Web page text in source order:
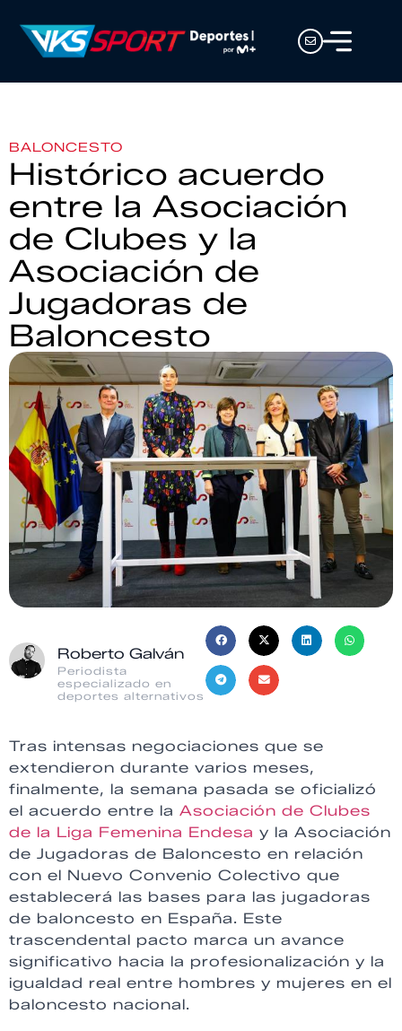
BALONCESTO
Histórico acuerdo
entre la Asociación
de Clubes y la
Asociación de
Jugadoras de
Baloncesto
Roberto Galván
Periodista
especializado en
deportes alternativos
Tras intensas negociaciones que se
extendieron durante varios meses,
finalmente, la semana pasada se oficializó
el acuerdo entre la Asociación de Clubes
de la Liga Femenina Endesa y la Asociación
de Jugadoras de Baloncesto en relación
con el Nuevo Convenio Colectivo que
establecerá las bases para las jugadoras
de baloncesto en España. Este
trascendental pacto marca un avance
significativo hacia la profesionalización y la
igualdad real entre hombres y mujeres en el
baloncesto nacional.